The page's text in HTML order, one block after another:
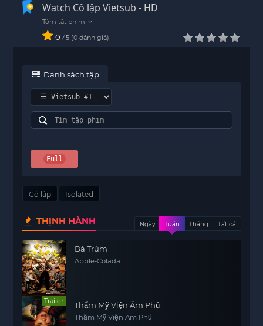
Watch Cô lập Vietsub - HD
0 / 5 0 đánh giá
Danh sách tập
Full
Cô lập Isolated
THỊNH HÀNH Ngày Tuần Tháng Tất cả
Bà Trùm
Apple-Colada
Trailer Thẩm Mỹ Viện Âm Phủ
Thẩm Mỹ Viện Âm Phủ